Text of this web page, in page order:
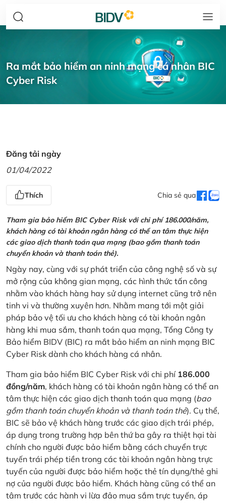
Ra mắt bảo hiểm an ninh mạng cá nhân BIC
Cyber Risk
Đăng tải ngày
01/04/2022
Thích Chia sẻ qua
Tham gia bảo hiểm BIC Cyber Risk với chi phí 186.000/năm,
khách hàng có tài khoản ngân hàng có thể an tâm thực hiện
các giao dịch thanh toán qua mạng (bao gồm thanh toán
chuyển khoản và thanh toán thẻ).
Ngày nay, cùng với sự phát triển của công nghệ số và sự
mở rộng của không gian mạng, các hình thức tấn công
nhằm vào khách hàng hay sử dụng internet cũng trở nên
tinh vi và thường xuyên hơn. Nhằm mang tới một giải
pháp bảo vệ tối ưu cho khách hàng có tài khoản ngân
hàng khi mua sắm, thanh toán qua mạng, Tổng Công ty
Bảo hiểm BIDV (BIC) ra mắt bảo hiểm an ninh mạng BIC
Cyber Risk dành cho khách hàng cá nhân.
Tham gia bảo hiểm BIC Cyber Risk với chi phí 186.000
đồng/năm, khách hàng có tài khoản ngân hàng có thể an
tâm thực hiện các giao dịch thanh toán qua mạng (bao
gồm thanh toán chuyển khoản và thanh toán thẻ). Cụ thể,
BIC sẽ bảo vệ khách hàng trước các giao dịch trái phép,
áp dụng trong trường hợp bên thứ ba gây ra thiệt hại tài
chính cho người được bảo hiểm bằng cách chuyển trực
tuyến trái phép tiền trong các tài khoản ngân hàng trực
tuyến của người được bảo hiểm hoặc thẻ tín dụng/thẻ ghi
nợ của người được bảo hiểm. Khách hàng cũng có thể an
tâm trước các hành vi lừa đảo mua sắm trực tuyến, áp